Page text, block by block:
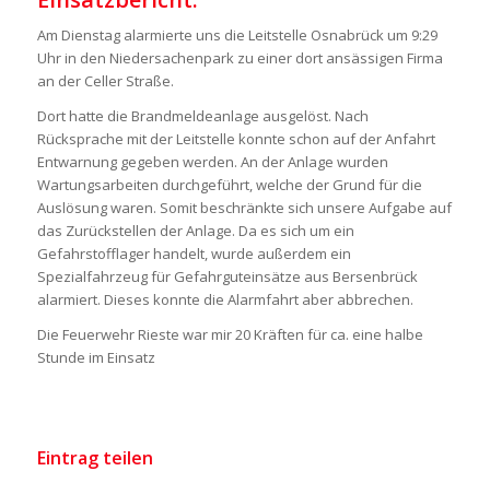
Am Dienstag alarmierte uns die Leitstelle Osnabrück um 9:29
Uhr in den Niedersachenpark zu einer dort ansässigen Firma
an der Celler Straße.
Dort hatte die Brandmeldeanlage ausgelöst. Nach
Rücksprache mit der Leitstelle konnte schon auf der Anfahrt
Entwarnung gegeben werden. An der Anlage wurden
Wartungsarbeiten durchgeführt, welche der Grund für die
Auslösung waren. Somit beschränkte sich unsere Aufgabe auf
das Zurückstellen der Anlage. Da es sich um ein
Gefahrstofflager handelt, wurde außerdem ein
Spezialfahrzeug für Gefahrguteinsätze aus Bersenbrück
alarmiert. Dieses konnte die Alarmfahrt aber abbrechen.
Die Feuerwehr Rieste war mir 20 Kräften für ca. eine halbe
Stunde im Einsatz
Eintrag teilen